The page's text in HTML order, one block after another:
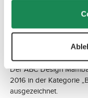
gesammelt haben.
unverkennbaren
Zoom, Cobra und
Awards 2015
in Gold, Silber und
Der ABC Design
2016 in der Kategorie
ausgezeichnet.